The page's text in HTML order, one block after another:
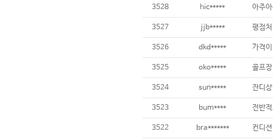
3528 hic***** 아주
3527 jjb***** 평점
3526 dkd*****
3525 oko*****
3524 sun***** 잔디
3523 bum****
3522 bra*******